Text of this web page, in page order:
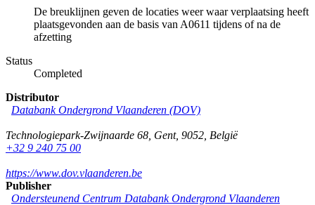
De breuklijnen geven de locaties weer waar verplaatsing heeft
plaatsgevonden aan de basis van A0611 tijdens of na de
afzetting
Status
Completed
Distributor
Databank Ondergrond Vlaanderen (DOV)
Technologiepark-Zwijnaarde 68 Gent, 9052 België
+32 9 240 75 00
https://www.dov.vlaanderen.be
Publisher
Ondersteunend Centrum Databank Ondergrond Vlaanderen